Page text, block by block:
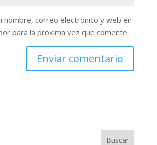
nombre, correo electrónico y web en
para la próxima vez que comente.
Buscar